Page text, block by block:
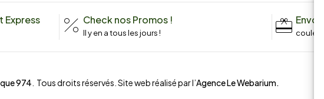
Express Check nos Promos !
Il y en a tous les jours !
974 . Tous droits réservés. Site web réalisé par l’Agence Le Webarium.